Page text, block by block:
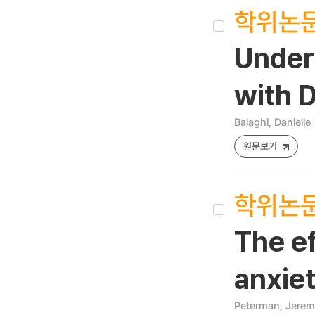
학위논
with
Balaghi, Danielle
원문보기
학위논
The
Peterman,